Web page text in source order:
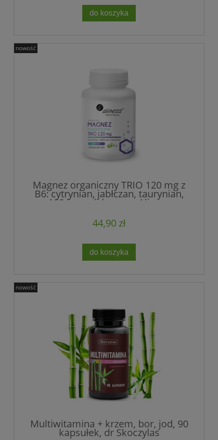
do koszyka
Magnez organiczny TRIO 120 mg z
B6: cytrynian, jabłczan, taurynian,
100 kapsułek wege, Aliness
44,90 zł
do koszyka
nowość
Multiwitamina + krzem, bor, jod, 90
kapsułek, dr Skoczylas
nowość